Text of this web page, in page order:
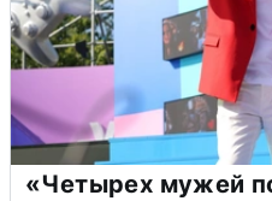
«Четырех мужей